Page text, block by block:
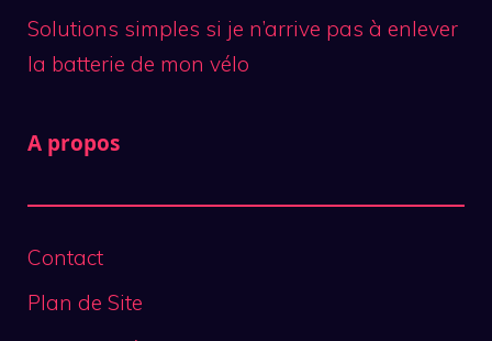
Solutions simples si je n’arrive pas à enlever
la batterie de mon vélo
A propos
Contact
Plan de Site